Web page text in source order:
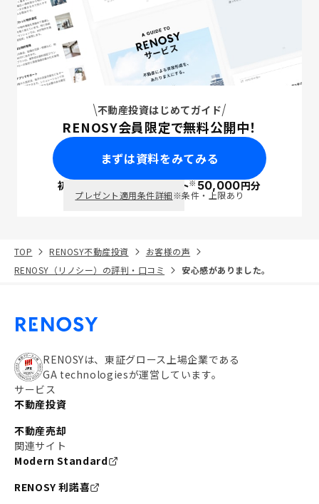
不動産投資はじめてガイド
RENOSY会員限定で無料公開中！
まずは資料をみてみる
初回面談で ポイント※50,000円分
プレゼント適用条件詳細※条件・上限あり
TOP RENOSY不動産投資
お客様の声
RENOSY（リノシー）の評判・口コミ
安心感がありました。
RENOSYは、東証グロース上場企業である
GA technologiesが運営しています。
サービス
不動産投資
不動産売却
関連サイト
Modern Standard
RENOSY 利諾喜